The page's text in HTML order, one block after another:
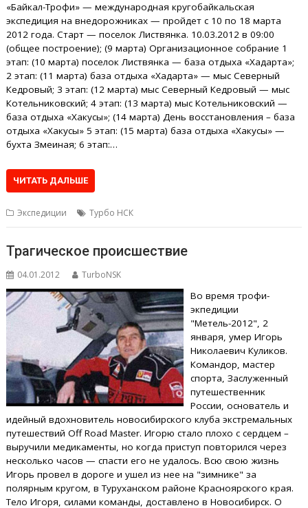
«Байкал-Трофи» — международная кругобайкальская
экспедиция на внедорожниках — пройдет с 10 по 18 марта
2012 года. Старт — поселок Листвянка. 10.03.2012 в 09:00
(общее построение); (9 марта) Организационное собрание 1
этап: (10 марта) поселок Листвянка — база отдыха «Хадарта»;
2 этап: (11 марта) база отдыха «Хадарта» — мыс Северный
Кедровый; 3 этап: (12 марта) мыс Северный Кедровый — мыс
Котельниковский; 4 этап: (13 марта) мыс Котельниковский —
база отдыха «Хакусы»; (14 марта) День восстановления – база
отдыха «Хакусы» 5 этап: (15 марта) база отдыха «Хакусы» —
бухта Змеиная; 6 этап:…
ЧИТАТЬ ДАЛЬШЕ
Экспедиции Турбо НСК
Трагическое происшествие
04.01.2012 TurboNSK
Во время трофи-
экпедиции
"Метель-2012", 2
января, умер Игорь
Николаевич Куликов.
Командор, мастер
спорта, Заслуженный
путешественник
России, основатель и
идейный вдохновитель новосибирского клуба экстремальных
путешествий Off Road Master. Игорю стало плохо с сердцем –
выручили медикаменты, но когда приступ повторился через
несколько часов — спасти его не удалось. Всю свою жизнь
Игорь провел в дороге и ушел из нее на "зимнике" за
полярным кругом, в Туруханском районе Красноярского края.
Тело Игоря, силами команды, доставлено в Новосибирск. О